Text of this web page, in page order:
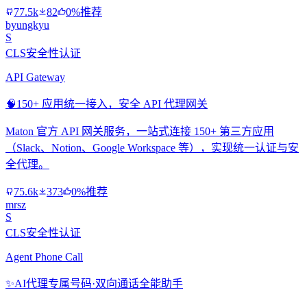
77.5k 82
0%推荐
byungkyu
S
CLS安全性认证
API Gateway
🧠150+ 应用统一接入，安全 API 代理网关
Maton 官方 API 网关服务，一站式连接 150+ 第三方应用
（Slack、Notion、Google Workspace 等），实现统一认证与安
全代理。
75.6k 373
0%推荐
mrsz
S
CLS安全性认证
Agent Phone Call
✨AI代理专属号码·双向通话全能助手